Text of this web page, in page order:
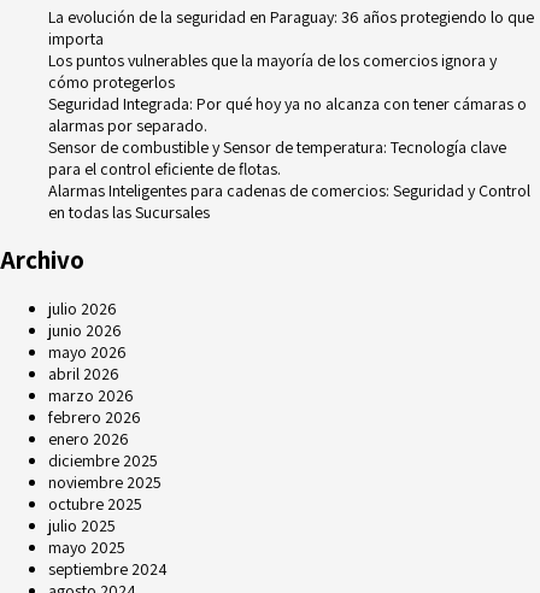
La evolución de la seguridad en Paraguay: 36 años protegiendo lo que
importa
Los puntos vulnerables que la mayoría de los comercios ignora y
cómo protegerlos
Seguridad Integrada: Por qué hoy ya no alcanza con tener cámaras o
alarmas por separado.
Sensor de combustible y Sensor de temperatura: Tecnología clave
para el control eficiente de flotas.
Alarmas Inteligentes para cadenas de comercios: Seguridad y Control
en todas las Sucursales
Archivo
julio 2026
junio 2026
mayo 2026
abril 2026
marzo 2026
febrero 2026
enero 2026
diciembre 2025
noviembre 2025
octubre 2025
julio 2025
mayo 2025
septiembre 2024